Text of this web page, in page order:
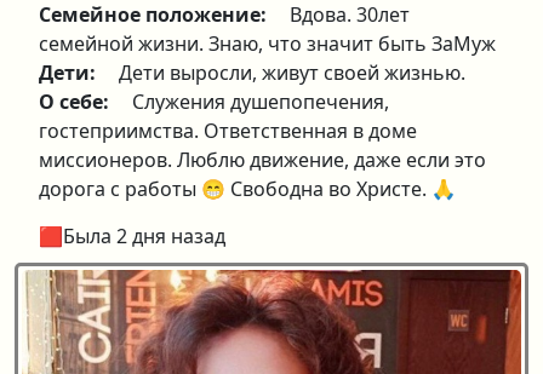
Семейное положение:
Вдова. 30лет
семейной жизни. Знаю, что значит быть ЗаМуж
Дети:
Дети выросли, живут своей жизнью.
О себе:
Служения душепопечения,
гостеприимства. Ответственная в доме
миссионеров. Люблю движение, даже если это
дорога с работы 😁 Свободна во Христе. 🙏
🟥Была 2 дня назад